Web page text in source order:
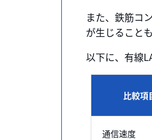
また、鉄筋コ
が生じること
以下に、有線
比較項
通信速度